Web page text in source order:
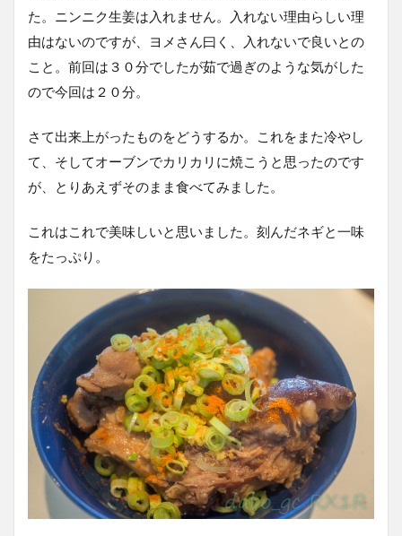
た。ニンニク生姜は入れません。入れない理由らしい理
由はないのですが、ヨメさん曰く、入れないで良いとの
こと。前回は３０分でしたが茹で過ぎのような気がした
ので今回は２０分。
さて出来上がったものをどうするか。これをまた冷やし
て、そしてオーブンでカリカリに焼こうと思ったのです
が、とりあえずそのまま食べてみました。
これはこれで美味しいと思いました。刻んだネギと一味
をたっぷり。